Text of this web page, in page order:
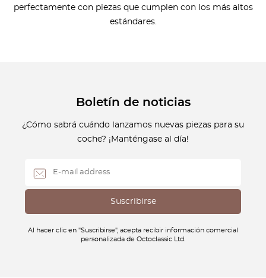
perfectamente con piezas que cumplen con los más altos
estándares.
Boletín de noticias
¿Cómo sabrá cuándo lanzamos nuevas piezas para su
coche? ¡Manténgase al día!
Al hacer clic en "Suscribirse", acepta recibir información comercial
personalizada de Octoclassic Ltd.